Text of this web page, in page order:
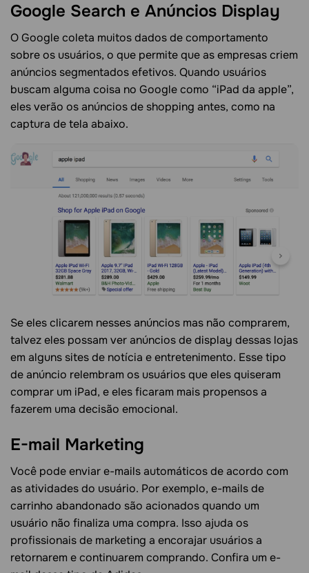
Google Search e Anúncios Display
O Google coleta muitos dados de comportamento
sobre os usuários, o que permite que as empresas criem
anúncios segmentados efetivos. Quando usuários
buscam alguma coisa no Google como “iPad da apple”,
eles verão os anúncios de shopping antes, como na
captura de tela abaixo.
Se eles clicarem nesses anúncios mas não comprarem,
talvez eles possam ver anúncios de display dessas lojas
em alguns sites de notícia e entretenimento. Esse tipo
de anúncio relembram os usuários que eles quiseram
comprar um iPad, e eles ficaram mais propensos a
fazerem uma decisão emocional.
E-mail Marketing
Você pode enviar e-mails automáticos de acordo com
as atividades do usuário. Por exemplo, e-mails de
carrinho abandonado são acionados quando um
usuário não finaliza uma compra. Isso ajuda os
profissionais de marketing a encorajar usuários a
retornarem e continuarem comprando. Confira um e-